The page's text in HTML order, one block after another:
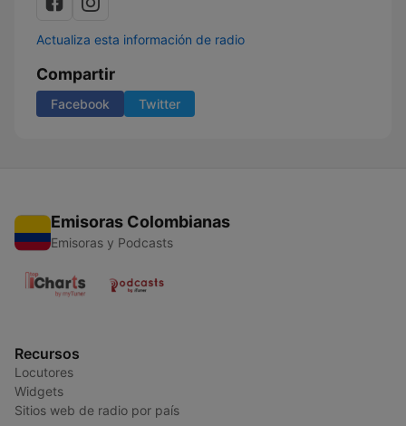
Actualiza esta información de radio
Compartir
Facebook Twitter
Emisoras Colombianas
Emisoras y Podcasts
Recursos
Locutores
Widgets
Sitios web de radio por país